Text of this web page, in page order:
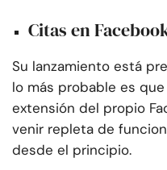
Citas en
Su lanzamiento está
lo más probable es
extensión del propio
venir repleta de
desde el principio.